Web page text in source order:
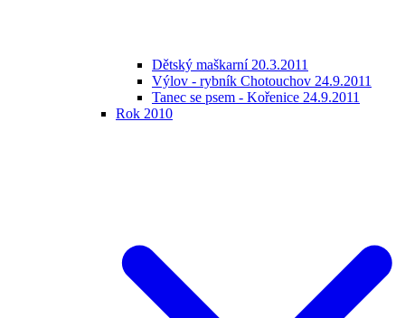
Dětský maškarní 20.3.2011
Výlov - rybník Chotouchov 24.9.2011
Tanec se psem - Kořenice 24.9.2011
Rok 2010